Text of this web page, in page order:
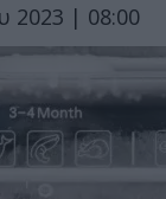
2023 | 08:00